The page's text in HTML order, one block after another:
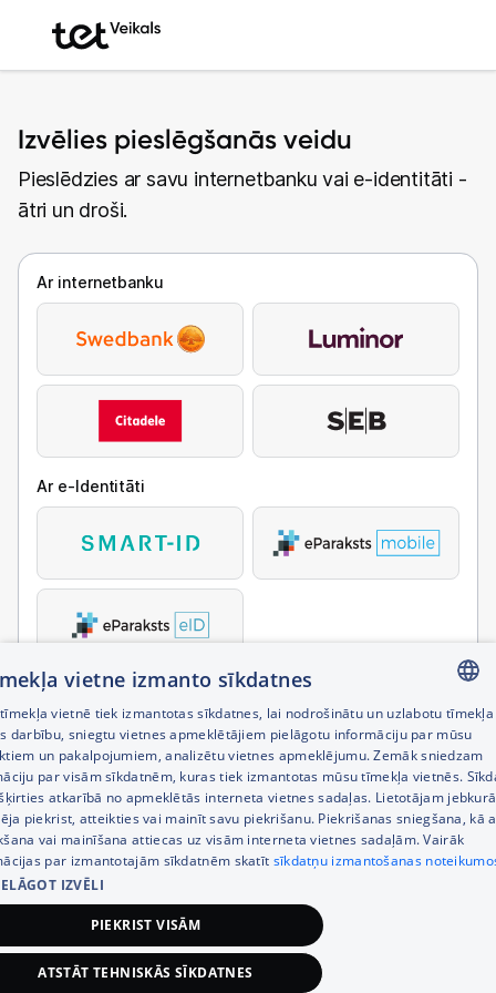
Izvēlies pieslēgšanās veidu
Pieslēdzies ar savu internetbanku vai e-identitāti -
ātri un droši.
Ar internetbanku
Ar e-Identitāti
LATVIAN
RUSSIAN
ENGLISH
vietne izmanto sīkdatnes
vietnē tiek izmantotas sīkdatnes, lai nodrošinātu un uzlabotu tīmekļa
darbību, sniegtu vietnes apmeklētājiem pielāgotu informāciju par mūsu
un pakalpojumiem, analizētu vietnes apmeklējumu. Zemāk sniedzam
par visām sīkdatnēm, kuras tiek izmantotas mūsu tīmekļa vietnēs.
atkarībā no apmeklētās interneta vietnes sadaļas. Lietotājam
piekrist, atteikties vai mainīt savu piekrišanu. Piekrišanas sniegšana, kā
vai mainīšana attiecas uz visām interneta vietnes sadaļām. Vairāk
par izmantotajām sīkdatnēm skatīt sīkdatņu izmantošanas
IZVĒLI
PIEKRIST VISĀM
ATSTĀT TEHNISKĀS SĪKDATNES